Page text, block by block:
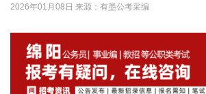
2026年01月08日 来源：有墨公考采编